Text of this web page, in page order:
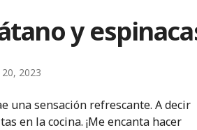
y
20, 2023
una sensación refrescante. A decir
en la cocina. ¡Me encanta hacer